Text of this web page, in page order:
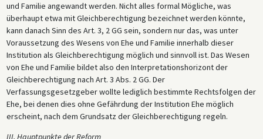
und Familie angewandt werden. Nicht alles formal Mögliche, was
überhaupt etwa mit Gleichberechtigung bezeichnet werden könnte,
kann danach Sinn des Art. 3, 2 GG sein, sondern nur das, was unter
Voraussetzung des Wesens von Ehe und Familie innerhalb dieser
Institution als Gleichberechtigung möglich und sinnvoll ist. Das Wesen
von Ehe und Familie bildet also den Interpretationshorizont der
Gleichberechtigung nach Art. 3 Abs. 2 GG. Der
Verfassungsgesetzgeber wollte lediglich bestimmte Rechtsfolgen der
Ehe, bei denen dies ohne Gefährdung der Institution Ehe möglich
erscheint, nach dem Grundsatz der Gleichberechtigung regeln.
III. Hauptpunkte der Reform